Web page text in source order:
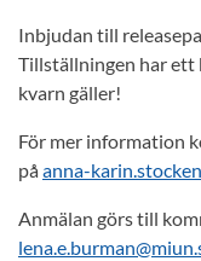
Inbjudan till
Tillställningen har ett
kvarn gäller!
För mer information
påanna-
Anmälan görs till